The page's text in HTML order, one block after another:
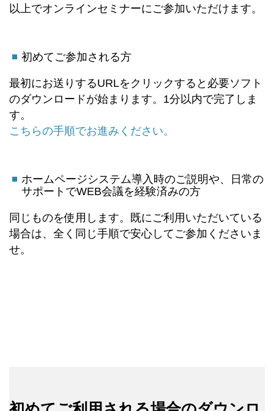
以上でオンラインセミナーにご参加いただけます。
初めてご参加される方
最初にお送りするURLをクリックすると必要ソフト
のダウンロードが始まります。1分以内で完了しま
す。
こちらの手順でお進みください。
ホームページシステム導入時のご説明や、日常の
サポートでWEB会議を経験済みの方
同じものを使用します。既にご利用いただいている
場合は、全く同じ手順で安心してご参加くださいま
せ。